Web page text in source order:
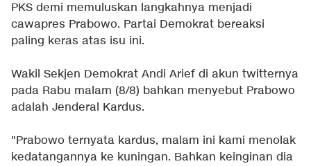
PKS demi memuluskan langkahnya menjadi
cawapres Prabowo. Partai Demokrat bereaksi
paling keras atas isu ini.
Wakil Sekjen Demokrat Andi Arief di akun twitternya
pada Rabu malam (8/8) bahkan menyebut Prabowo
adalah Jenderal Kardus.
"Prabowo ternyata kardus, malam ini kami menolak
kedatangannya ke kuningan. Bahkan keinginan dia